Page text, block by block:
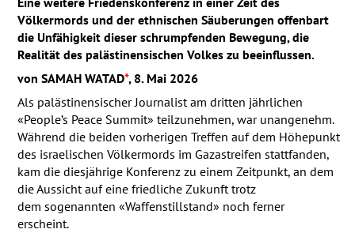
Völkermords und der ethnischen Säuberungen offenbart
die Unfähigkeit dieser schrumpfenden Bewegung, die
Realität des palästinensischen Volkes zu beeinflussen.
von SAMAH WATAD*, 8. Mai 2026
Als palästinensischer Journalist am dritten jährlichen
«People’s Peace Summit» teilzunehmen, war unangenehm.
Während die beiden vorherigen Treffen auf dem Höhepunkt
des israelischen Völkermords im Gazastreifen stattfanden,
kam die diesjährige Konferenz zu einem Zeitpunkt, an dem
die Aussicht auf eine friedliche Zukunft trotz
dem sogenannten «Waffenstillstand» noch ferner
erscheint.